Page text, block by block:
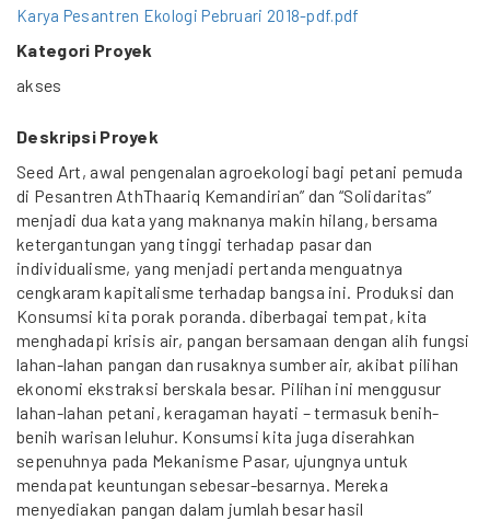
Karya Pesantren Ekologi Pebruari 2018-pdf.pdf
Kategori Proyek
akses
Deskripsi Proyek
Seed Art, awal pengenalan agroekologi bagi petani pemuda
di Pesantren AthThaariq Kemandirian” dan “Solidaritas”
menjadi dua kata yang maknanya makin hilang, bersama
ketergantungan yang tinggi terhadap pasar dan
individualisme, yang menjadi pertanda menguatnya
cengkaram kapitalisme terhadap bangsa ini. Produksi dan
Konsumsi kita porak poranda. diberbagai tempat, kita
menghadapi krisis air, pangan bersamaan dengan alih fungsi
lahan-lahan pangan dan rusaknya sumber air, akibat pilihan
ekonomi ekstraksi berskala besar. Pilihan ini menggusur
lahan-lahan petani, keragaman hayati – termasuk benih-
benih warisan leluhur. Konsumsi kita juga diserahkan
sepenuhnya pada Mekanisme Pasar, ujungnya untuk
mendapat keuntungan sebesar-besarnya. Mereka
menyediakan pangan dalam jumlah besar hasil